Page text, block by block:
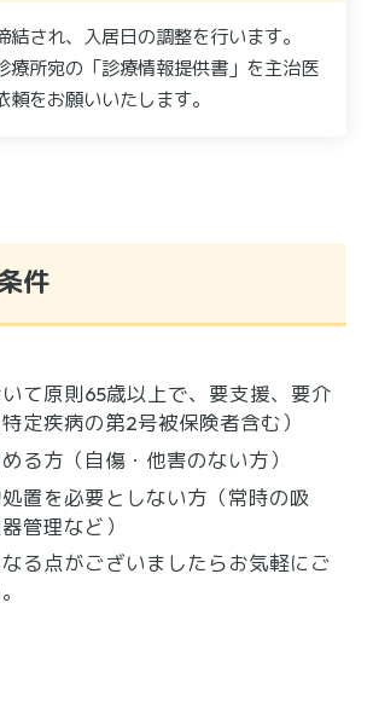
結され、入居日の調整を行います。
療所宛の「診療情報提供書」を主治医
頼をお願いいたします。
件
て原則65歳以上で、要支援、要介
定疾病の第2号被保険者含む）
る方（自傷・他害のない方）
置を必要としない方（常時の吸
管理など）
る点がございましたらお気軽にご